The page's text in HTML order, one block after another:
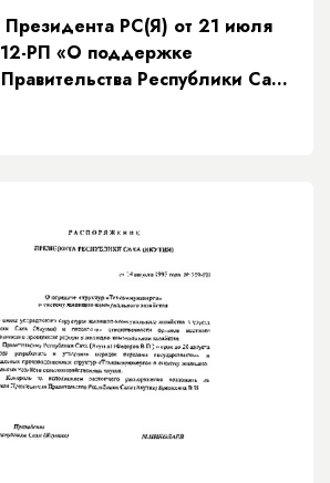
РС(Я) от 21 июля
РП «О поддержке
Республики Саха
рекомендаций